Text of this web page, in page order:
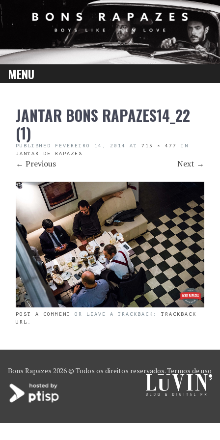
MENU
CONTENTJANTAR BONS RAPAZES14_22
(1)
PUBLISHED FEVEREIRO 14, 2014 AT 715 × 477
IN
JANTAR DE RAPAZES
← Previous Next →
POST A COMMENT OR LEAVE A TRACKBACK: TRACKBACK
URL
Bons Rapazes 2026 © Todos os direitos reservados.Termos de uso